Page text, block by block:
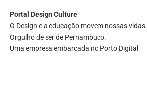
Portal Design Culture
O Design e a educação movem nossas vidas.
Orgulho de ser de Pernambuco.
Uma empresa embarcada no Porto Digital